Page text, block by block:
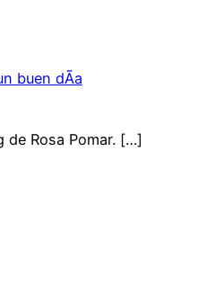
buen dÃ­a
Rosa Pomar. […]